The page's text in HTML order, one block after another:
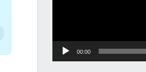
g k
00:00